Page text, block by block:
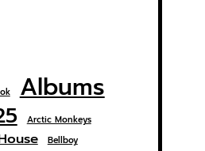
Albums
Arctic Monkeys
Bellboy